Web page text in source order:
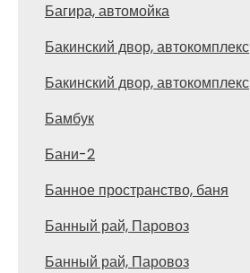
Багира, автомойка
Бакинский двор, автокомплекс
Бакинский двор, автокомплекс
Бамбук
Бани-2
Банное пространство, баня
Банный рай, Паровоз
Банный рай, Паровоз